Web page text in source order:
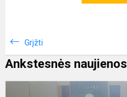
Grįžti
Ankstesnės naujienos